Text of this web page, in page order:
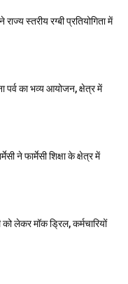
स्तरीय रग्बी प्रतियोगिता में
पर्व का भव्य आयोजन, क्षेत्र में
ने फार्मेसी शिक्षा के क्षेत्र में
को लेकर मॉक ड्रिल, कर्मचारियों